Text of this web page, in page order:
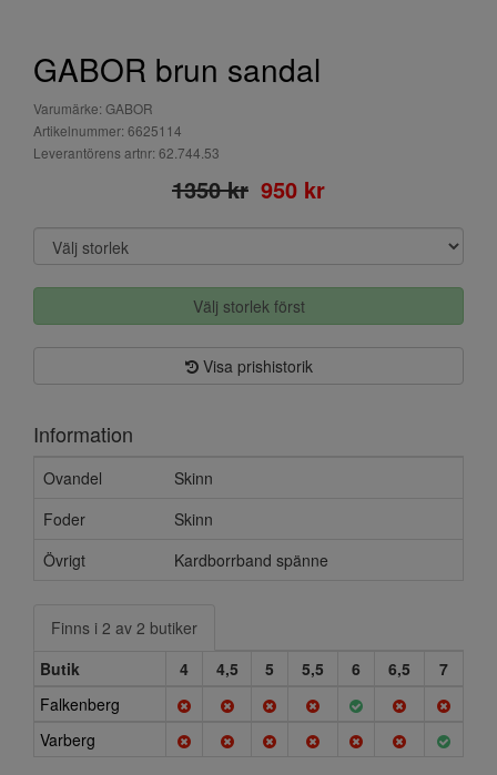
GABOR brun sandal
Varumärke: GABOR
Artikelnummer: 6625114
Leverantörens artnr: 62.744.53
1350 kr 950 kr
Välj storlek först
Visa prishistorik
Information
Ovandel
Skinn
Foder
Skinn
Övrigt
Kardborrband spänne
Finns i 2 av 2 butiker
Butik
4 4,5 5 5,5 6 6,5
7
Falkenberg
Varberg